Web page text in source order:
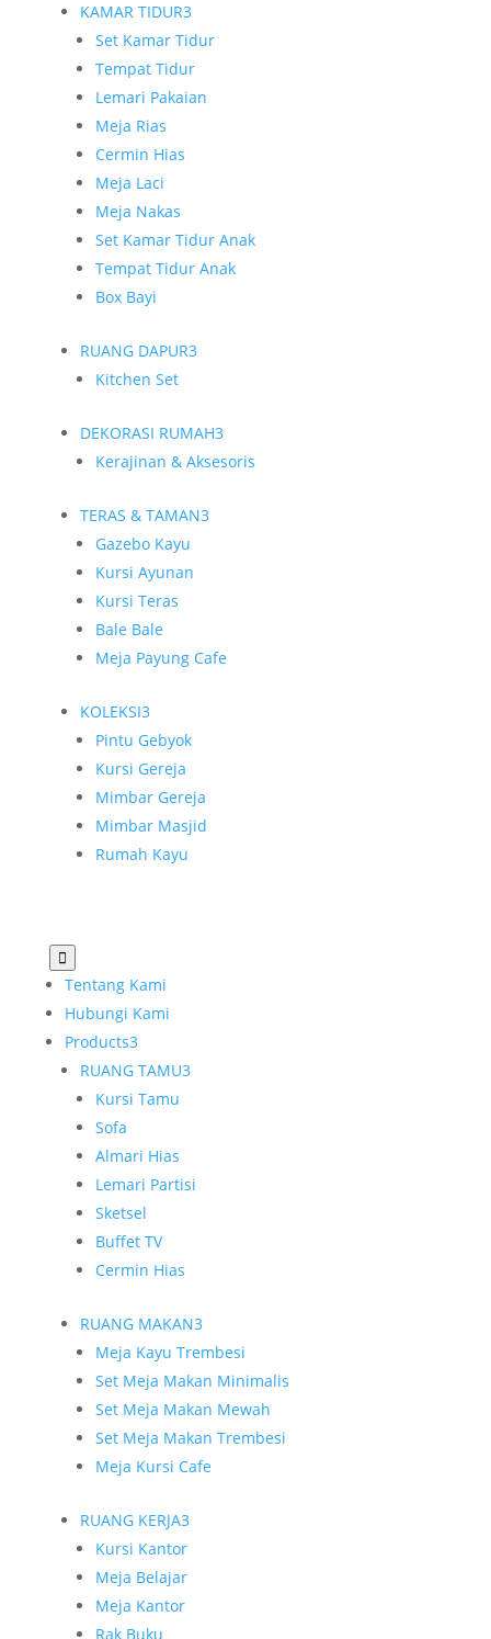
KAMAR TIDUR3
Set Kamar Tidur
Tempat Tidur
Lemari Pakaian
Meja Rias
Cermin Hias
Meja Laci
Meja Nakas
Set Kamar Tidur Anak
Tempat Tidur Anak
Box Bayi
RUANG DAPUR3
Kitchen Set
DEKORASI RUMAH3
Kerajinan & Aksesoris
TERAS & TAMAN3
Gazebo Kayu
Kursi Ayunan
Kursi Teras
Bale Bale
Meja Payung Cafe
KOLEKSI3
Pintu Gebyok
Kursi Gereja
Mimbar Gereja
Mimbar Masjid
Rumah Kayu

Tentang Kami
Hubungi Kami
Products3
RUANG TAMU3
Kursi Tamu
Sofa
Almari Hias
Lemari Partisi
Sketsel
Buffet TV
Cermin Hias
RUANG MAKAN3
Meja Kayu Trembesi
Set Meja Makan Minimalis
Set Meja Makan Mewah
Set Meja Makan Trembesi
Meja Kursi Cafe
RUANG KERJA3
Kursi Kantor
Meja Belajar
Meja Kantor
Rak Buku